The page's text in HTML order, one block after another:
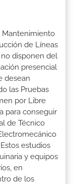
Mantenimiento
de Líneas
disponen del
presencial
desean
las Pruebas
por Libre
para conseguir
de Técnico
estudios
y equipos
en
de los